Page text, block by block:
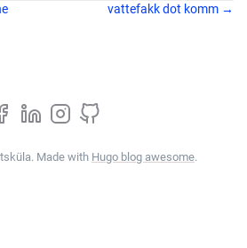
vattefakk dot komm →
Made with Hugo blog awesome.